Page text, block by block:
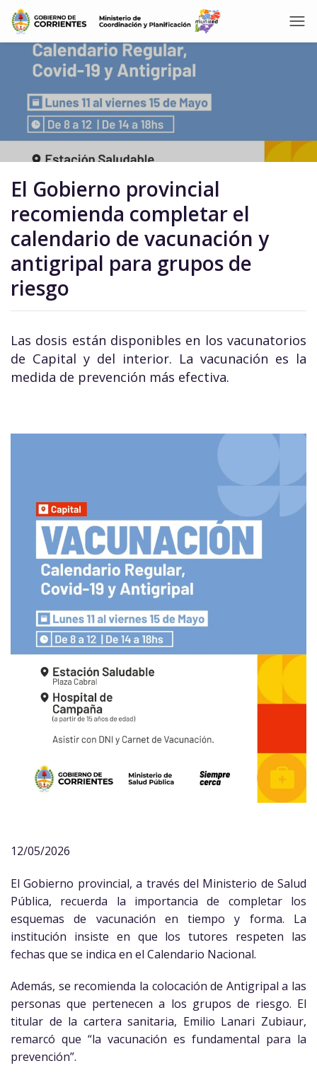
El Gobierno provincial
recomienda completar el
calendario de vacunación y
antigripal para grupos de
riesgo
Las dosis están disponibles en los vacunatorios
de Capital y del interior. La vacunación es la
medida de prevención más efectiva.
12/05/2026
El Gobierno provincial, a través del Ministerio de Salud
Pública, recuerda la importancia de completar los
esquemas de vacunación en tiempo y forma. La
institución insiste en que los tutores respeten las
fechas que se indica en el Calendario Nacional.
Además, se recomienda la colocación de Antigripal a las
personas que pertenecen a los grupos de riesgo. El
titular de la cartera sanitaria, Emilio Lanari Zubiaur,
remarcó que “la vacunación es fundamental para la
prevención”.